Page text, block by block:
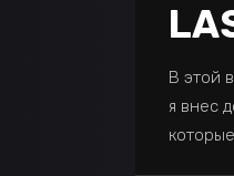
В этой
я внес